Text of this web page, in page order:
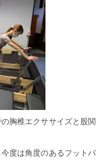
胸椎エクササイズと股関
度は角度のあるフットバ